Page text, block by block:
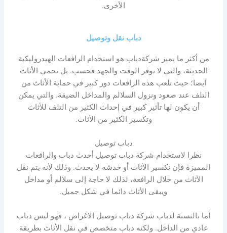
الأخرى.
دباب نقل وتوصيل
من أكثر ما يميز شركةدباب هو استخدام الرافعات الهيدروليكية
الحديثة، والتي لا توفر الوقت والجهد فحسب. بل تحمي الأثاث
أيضا؛ حيث تلعب هذه الرافعات دور كبير في حماية الأثاث من
التلف عند صعود ونزول السلالم والمداخل الضيقة. والتي يمكن
أن يكون لها تأثير كبير في إحداث الكثير من التلف للأثاث
وتكسير الكثير من الأثاث.
دباب توصيل
نظرا لاستخدام شركة دباب توصيل أحدث دباب والرافعات
المميزة فإن تكسير الأثاث أو خدشه لا يحدث. وذلك لأنه يتم نقل
الأثاث من خلال الرافعة، لذلك لا حاجة إلى سلالم أو مداخل
ويبقى الأثاث دائما في شكل جميل.
أما بالنسبة لدباب شركة دباب توصيل الاغراض ، فهو ليس دباب
عادي من الداخل. ولكنه دباب متخصص في نقل الأثاث بطريقة